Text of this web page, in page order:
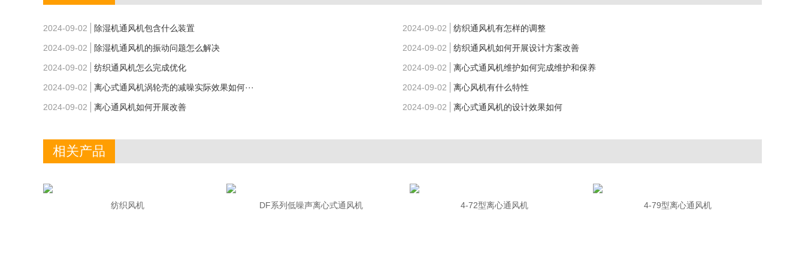
2024-09-02 除湿机通风机包含什么装置 2024-09-02 纺织通风机有怎样的调整
2024-09-02 除湿机通风机的振动问题怎么解决 2024-09-02 纺织通风机如何开展设计方案改善
2024-09-02 纺织通风机怎么完成优化 2024-09-02 离心式通风机维护如何完成维护和保养
2024-09-02 离心式通风机涡轮壳的减噪实际效果如何··· 2024-09-02 离心风机有什么特性
2024-09-02 离心通风机如何开展改善 2024-09-02 离心式通风机的设计效果如何
相关产品
纺织风机 DF系列低噪声离心式通风机 4-72型离心通风机 4-79型离心通风机